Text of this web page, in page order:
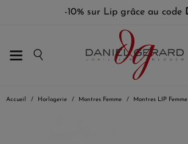
-10% sur Lip grâce au code
Accueil Horlogerie Montres Femme Montres LIP Femme